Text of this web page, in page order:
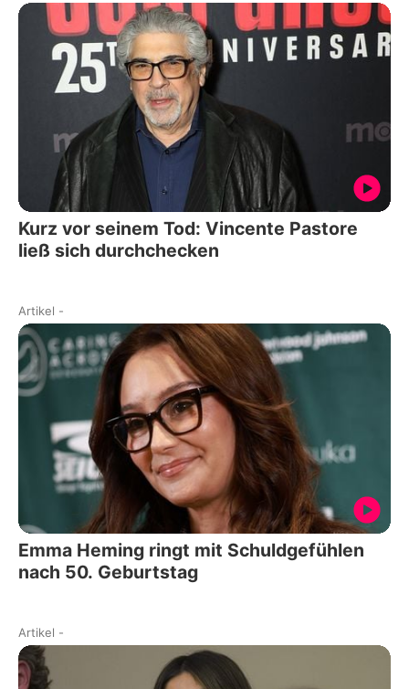
Kurz vor seinem Tod: Vincente Pastore
ließ sich durchchecken
Artikel -
Emma Heming ringt mit Schuldgefühlen
nach 50. Geburtstag
Artikel -